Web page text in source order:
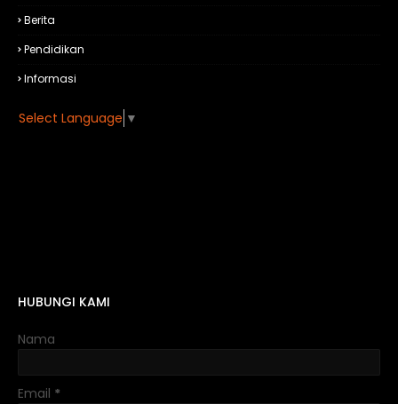
Berita
Pendidikan
Informasi
Select Language ▼
HUBUNGI KAMI
Nama
Email *